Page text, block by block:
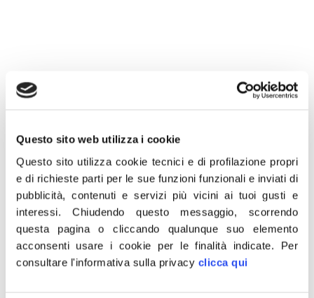
Questo sito web utilizza i cookie
Questo sito utilizza cookie tecnici e di profilazione propri
e di richieste parti per le sue funzioni funzionali e inviati di
pubblicità, contenuti e servizi più vicini ai tuoi gusti e
interessi.Chiudendo questo messaggio, scorrendo
questa pagina o cliccando qualunque suo elemento
acconsenti usare i cookie per le finalità indicate. Per
consultare l'informativa sulla privacy clicca qui
«Clamoroso errore della Presidenza del Consiglio dei
Ministri: sui profili social della Struttura di Missione per gli
anniversari nazionali di Palazzo Chigi viene postata una
grafica istituzionale per il centenario del Milite Ignoto che
però non c’entra assolutamente niente con la nostra
storia nazionale. Si vedono, infatti, dei soldati USA della
Seconda guerra mondiale e una porzione di cartina
geografica che non è l’Italia. Ma come è possibile tale